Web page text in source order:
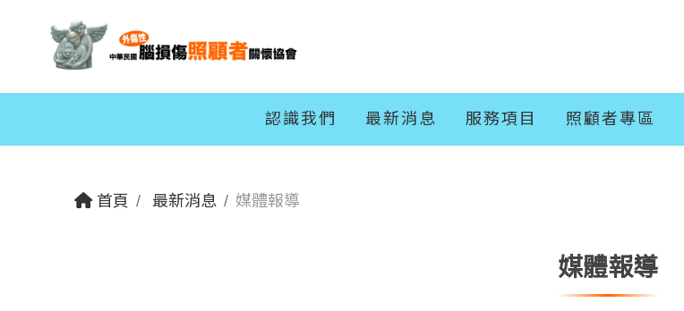
認識我們 最新消息 服務項目 照顧者專區
首頁 最新消息 媒體報導
媒體報導